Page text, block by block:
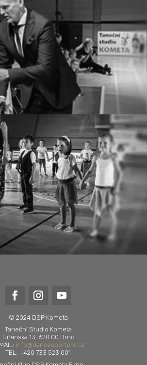
© 2024 DSP Kometa
Taneční Studio Kometa
Tuřanská 13, 620 00 Brno
info@dancesportpro.cz
TEL: +420 733 523 001